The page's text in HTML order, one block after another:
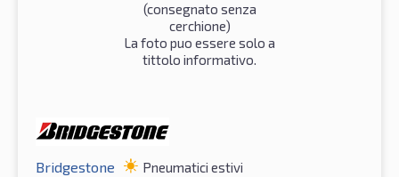
(consegnato senza
cerchione)
La foto puo essere solo a
tittolo informativo.
Bridgestone Pneumatici estivi